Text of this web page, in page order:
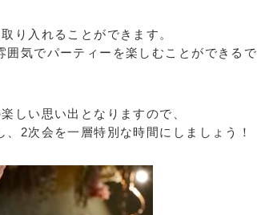
り入れることができます。
気でパーティーを楽しむことができるで
しい思い出となりますので、
2次会を一層特別な時間にしましょう！